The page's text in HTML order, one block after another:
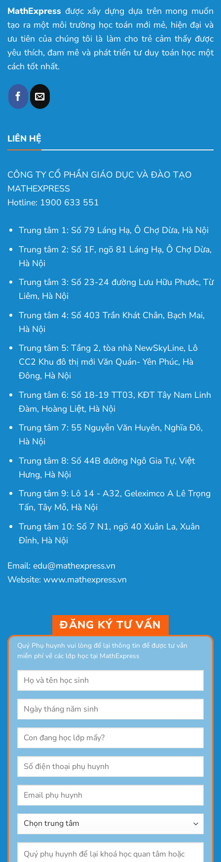
MathExpress được xây dựng dựa trên mong muốn
tạo ra một môi trường học toán mới mẻ, hiện đại và
ưu tiên của chúng tôi là làm cho trẻ cảm thấy được
yêu thích, đam mê và phát triển tư duy toán học một
cách tốt nhất.
LIÊN HỆ
CÔNG TY CỔ PHẦN GIÁO DỤC VÀ ĐÀO TẠO
MATHEXPRESS
Hotline: 1900 633 551
Trung tâm 1: Số 79 Láng Hạ, Ô Chợ Dừa, Hà Nội
Trung tâm 2: Số 1F, ngõ 81 Láng Hạ, Ô Chợ Dừa,
Hà Nội
Trung tâm 3: Số 23-24 đường Lưu Hữu Phước, Từ
Liêm, Hà Nội
Trung tâm 4: Số 403 Trần Khát Chân, Bạch Mai,
Hà Nội
Trung tâm 5: Tầng 2, tòa nhà NewSkyLine, Lô
CC2 Khu đô thị mới Văn Quán- Yên Phúc, Hà
Đông, Hà Nội
Trung tâm 6: Số 18-19 TT03, KĐT Tây Nam Linh
Đàm, Hoàng Liệt, Hà Nội
Trung tâm 7: 55 Nguyễn Văn Huyên, Nghĩa Đô,
Hà Nội
Trung tâm 8: Số 44B đường Ngô Gia Tự, Việt
Hưng, Hà Nội
Trung tâm 9: Lô 14 - A32, Geleximco A Lê Trọng
Tấn, Tây Mỗ, Hà Nội
Trung tâm 10: Số 7 N1, ngõ 40 Xuân La, Xuân
Đỉnh, Hà Nội
Email: edu@mathexpress.vn
Website: www.mathexpress.vn
ĐĂNG KÝ TƯ VẤN
Quý Phụ huynh vui lòng để lại thông tin để được tư vẫn
miễn phí về các lớp học tại MathExpress